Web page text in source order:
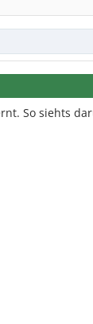
So siehts